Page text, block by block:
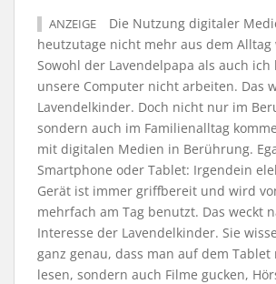
ANZEIGE
Die Nutzung digitaler
heutzutage nicht mehr aus dem Alltag
Sowohl der Lavendelpapa als auch ich
unsere Computer nicht arbeiten. Das
Lavendelkinder. Doch nicht nur im
sondern auch im Familienalltag
mit digitalen Medien in Berührung.
Smartphone oder Tablet: Irgendein
Gerät ist immer griffbereit und wird
mehrfach am Tag benutzt. Das weckt
Interesse der Lavendelkinder. Sie
ganz genau, dass man auf dem
lesen, sondern auch Filme gucken,